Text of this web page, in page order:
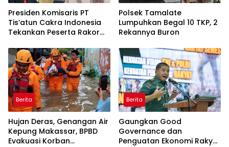
Presiden Komisaris PT
Tis’atun Cakra Indonesia
Tekankan Peserta Rakor
Polsek Tamalate
Lumpuhkan Begal 10 TKP, 2
Rekannya Buron
Berita
Hujan Deras, Genangan Air
Kepung Makassar, BPBD
Evakuasi Korban
Berita
Gaungkan Good
Governance dan
Penguatan Ekonomi Rakyat